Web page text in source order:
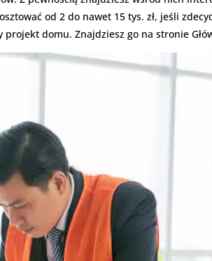
od 2 do nawet 15 tys. zł, jeśli
domu. Znajdziesz go na stronie